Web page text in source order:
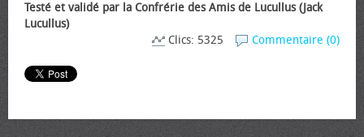
Testé et validé par la Confrérie des Amis de Lucullus (Jack
Lucullus)
Commentaire (0)
Clics: 5325